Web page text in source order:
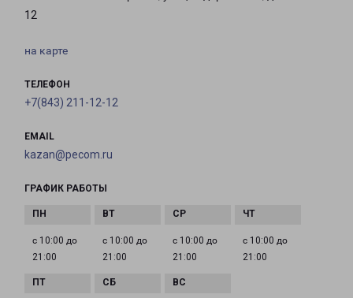
12
на карте
ТЕЛЕФОН
+7(843) 211-12-12
EMAIL
kazan@pecom.ru
ГРАФИК РАБОТЫ
с 10:00 до
21:00
с 10:00 до
21:00
с 10:00 до
21:00
с 10:00 до
21:00